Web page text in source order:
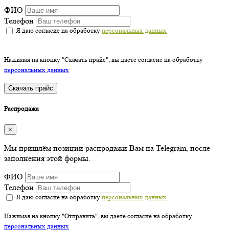
ФИО
Телефон
Я даю согласие на обработку персональных данных
Нажимая на кнопку "Скачать прайс", вы даете согласие на обработку
персональных данных
Скачать прайс
Распродажа
×
Мы пришлём позиции распродажи Вам на Telegram, после
заполнения этой формы.
ФИО
Телефон
Я даю согласие на обработку персональных данных
Нажимая на кнопку "Отправить", вы даете согласие на обработку
персональных данных